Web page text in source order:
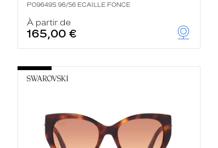
PO9649S 96/56 ECAILLE FONCE
À partir de
165,00 €